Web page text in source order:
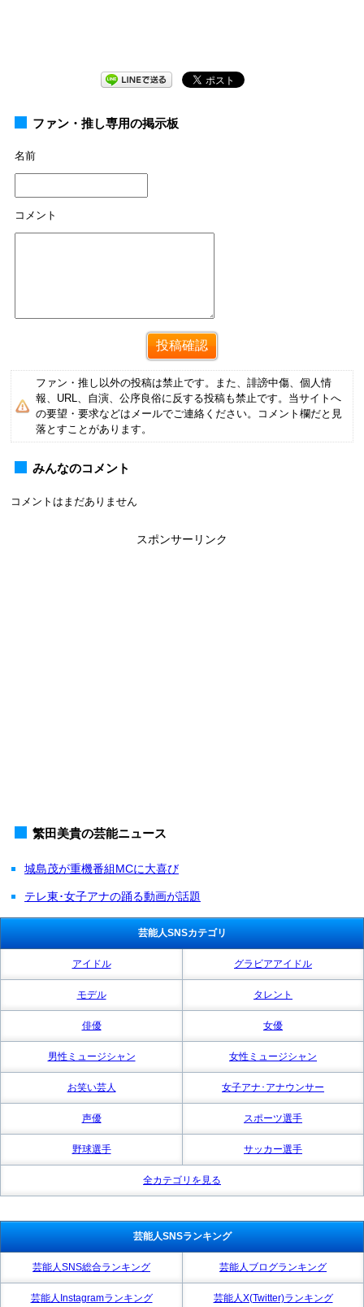
ファン・推し専用の掲示板
名前
コメント
ファン・推し以外の投稿は禁止です。また、誹謗中傷、個人情
報、URL、自演、公序良俗に反する投稿も禁止です。当サイトへ
の要望・要求などはメールでご連絡ください。コメント欄だと見
落とすことがあります。
みんなのコメント
コメントはまだありません
スポンサーリンク
繁田美貴の芸能ニュース
城島茂が重機番組MCに大喜び
テレ東･女子アナの踊る動画が話題
芸能人SNSカテゴリ
アイドル グラビアアイドル
モデル タレント
俳優 女優
男性ミュージシャン 女性ミュージシャン
お笑い芸人 女子アナ･アナウンサー
声優 スポーツ選手
野球選手 サッカー選手
全カテゴリを見る
芸能人SNSランキング
芸能人SNS総合ランキング 芸能人ブログランキング
芸能人Instagramランキング 芸能人X(Twitter)ランキング